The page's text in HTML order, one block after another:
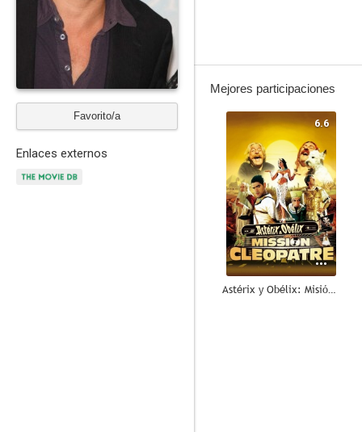
Favorito/a
Enlaces externos
Mejores participaciones
6.6
Astérix y Obélix: Misión Cleopatra